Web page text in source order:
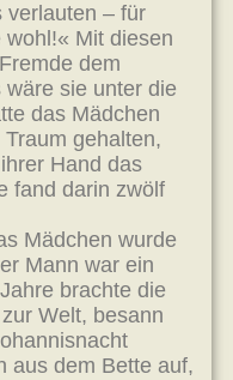
verlauten – für
Mit diesen
dem
sie unter die
das Mädchen
gehalten,
Hand das
fand darin zwölf
Mädchen wurde
Mann war ein
brachte die
Welt, besann
aus dem Bette auf,